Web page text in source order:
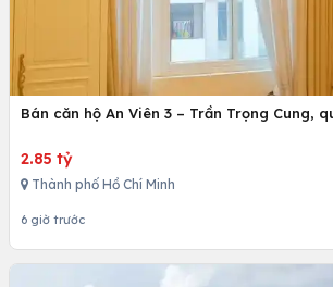
Bán căn hộ An Viên 3 – Trần Trọng Cung,
2.85 tỷ
Thành phố Hồ Chí Minh
6 giờ trước